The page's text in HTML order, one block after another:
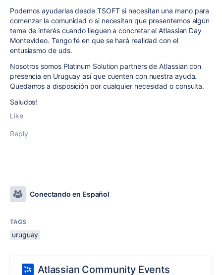
Podemos ayudarlas desde TSOFT si necesitan una mano para
comenzar la comunidad o si necesitan que presentemos algún
tema de interés cuando lleguen a concretar el Atlassian Day
Montevideo. Tengo fé en que se hará realidad con el
entusiasmo de uds.
Nosotros somos Platinum Solution partners de Atlassian con
presencia en Uruguay así que cuenten con nuestra ayuda.
Quedamos a disposición por cualquier necesidad o consulta.
Saludos!
Like
Reply
Conectando en Español
TAGS
uruguay
Atlassian Community Events